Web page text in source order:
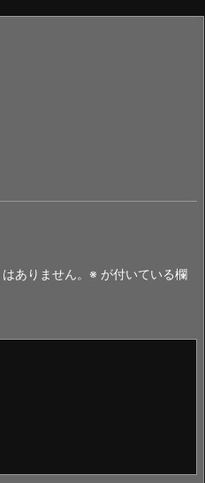
ありません。 ※ が付いている欄